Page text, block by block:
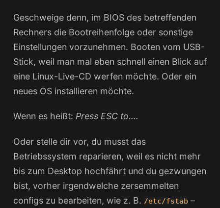
Geschweige denn, im BIOS des betreffenden
Rechners die Bootreihenfolge oder sonstige
Einstellungen vorzunehmen. Booten vom USB-
Stick, weil man mal eben schnell einen Blick auf
eine Linux-Live-CD werfen möchte. Oder ein
neues OS installieren möchte.
Wenn es heißt: Press ESC to....
Oder stelle dir vor, du musst das
Betriebssystem reparieren, weil es nicht mehr
bis zum Desktop hochfährt und du gezwungen
bist, vorher irgendwelche zersemmelten
configs zu bearbeiten, wie z. B. /etc/fstab –